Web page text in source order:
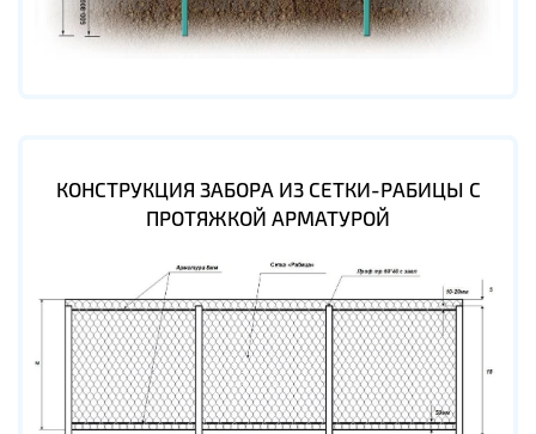
КОНСТРУКЦИЯ ЗАБОРА ИЗ СЕТКИ-РАБИЦЫ С
ПРОТЯЖКОЙ АРМАТУРОЙ